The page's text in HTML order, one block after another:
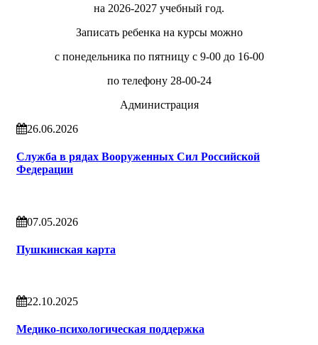
на 2026-2027 учебный год.
Записать ребенка на курсы можно
с понедельника по пятницу с 9-00 до 16-00
по телефону 28-00-24
Администрация
26.06.2026
Служба в рядах Вооруженных Сил Российской
Федерации
07.05.2026
Пушкинская карта
22.10.2025
Медико-психологическая поддержка